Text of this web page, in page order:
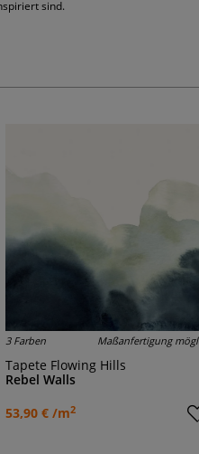
sind.
3 Farben Maßanfertigung
Tapete Flowing Hills
Rebel Walls
53,90 € /m2